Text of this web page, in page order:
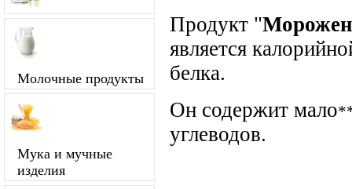
Молочные продукты
Мука и мучные
изделия
Продукт "
является
белка.
Он содержит мало
углеводов.